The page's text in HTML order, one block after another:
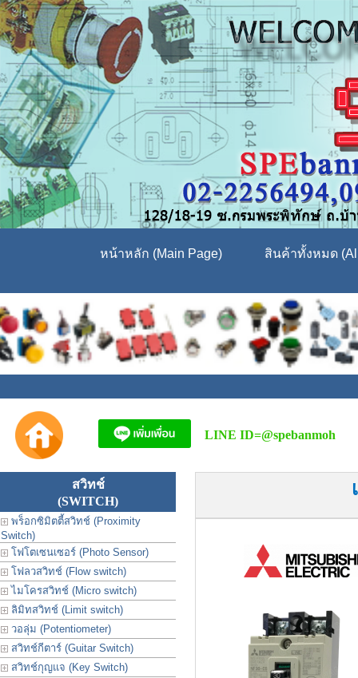
หน้าหลัก (Main Page) สินค้าทั้งหมด
LINE ID=@spebanmoh
สวิทช์
(SWITCH)
พร็อกซิมิตตี้สวิทช์ (Proximity
Switch)
โฟโตเซนเซอร์ (Photo Sensor)
โฟลวสวิทช์ (Flow switch)
ไมโครสวิทช์ (Micro switch)
ลิมิทสวิทช์ (Limit switch)
วอลุ่ม (Potentiometer)
สวิทช์กีตาร์ (Guitar Switch)
สวิทช์กุญแจ (Key Switch)